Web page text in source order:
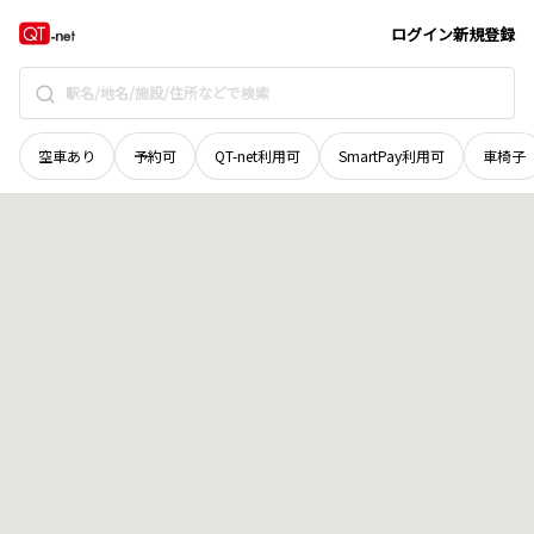
ログイン新規登録
空車あり 予約可 QT-net利用可 SmartPay利用可 車椅子
北海道